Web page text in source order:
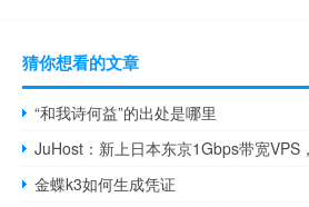
猜你想看的文章
“和我诗何益”的出处是哪里
金蝶k3如何生成凭证